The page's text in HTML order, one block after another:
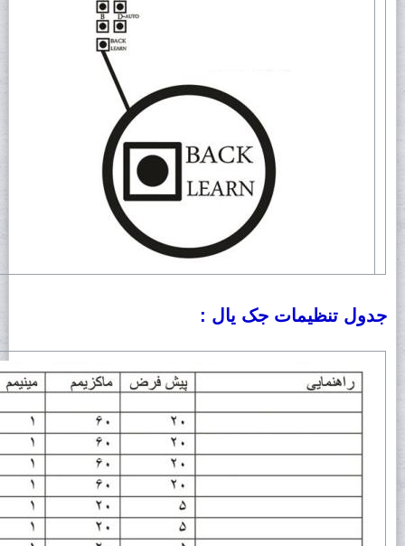
جدول تنظیمات جک یال :